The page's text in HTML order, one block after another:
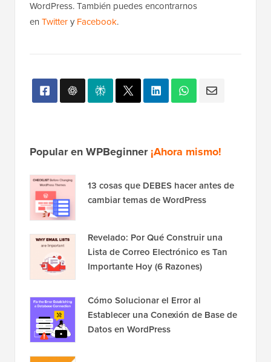
WordPress. También puedes encontrarnos
en Twittery Facebook.
Popular en WPBeginner¡Ahora mismo!
13 cosas que DEBES hacer antes de
cambiar temas de WordPress
Revelado: Por Qué Construir una
Lista de Correo Electrónico es Tan
Importante Hoy (6 Razones)
Cómo Solucionar el Error al
Establecer una Conexión de Base de
Datos en WordPress